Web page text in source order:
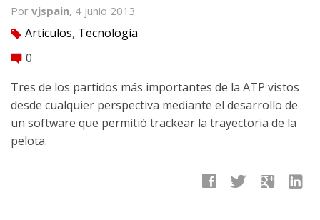
Por vjspain, 4 junio 2013
tag Artículos, Tecnología
comment 0
Tres de los partidos más importantes de la ATP vistos
desde cualquier perspectiva mediante el desarrollo de
un software que permitió trackear la trayectoria de la
pelota.
facebook twitter google linkedin